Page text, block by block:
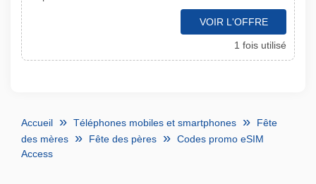
VOIR L'OFFRE
1 fois utilisé
Accueil Téléphones mobiles et smartphones
Fête
des mères
Fête des pères
Codes promo eSIM
Access